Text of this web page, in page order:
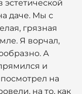
даче. Мы с
грязная
Я ворчал,
А
и
посмотрел на
на то, как